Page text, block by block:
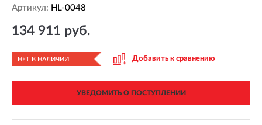
Артикул: HL-0048
134 911 руб.
НЕТ В НАЛИЧИИ Добавить к сравнению
УВЕДОМИТЬ О ПОСТУПЛЕНИИ